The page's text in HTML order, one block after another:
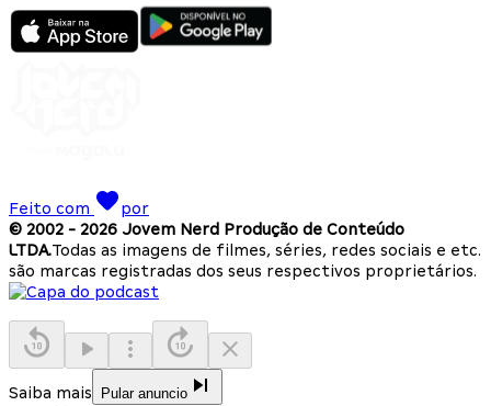
Feito com
por
© 2002 - 2026 Jovem Nerd Produção de Conteúdo
LTDA.Todas as imagens de filmes, séries, redes sociais e etc.
são marcas registradas dos seus respectivos proprietários.
Saiba mais Pular anuncio